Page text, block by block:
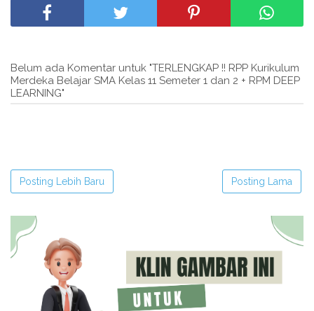
Belum ada Komentar untuk "TERLENGKAP !! RPP Kurikulum
Merdeka Belajar SMA Kelas 11 Semeter 1 dan 2 + RPM DEEP
LEARNING"
Posting Lebih Baru Posting Lama